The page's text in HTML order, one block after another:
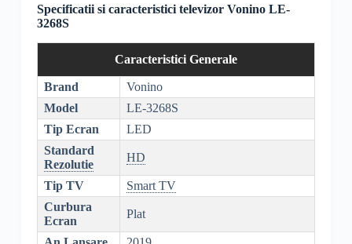
Specificatii si caracteristici televizor Vonino LE-
3268S
Caracteristici Generale
Brand
Vonino
Model
LE-3268S
Tip Ecran
LED
Standard
Rezolutie
HD
Tip TV
Smart TV
Curbura
Ecran
Plat